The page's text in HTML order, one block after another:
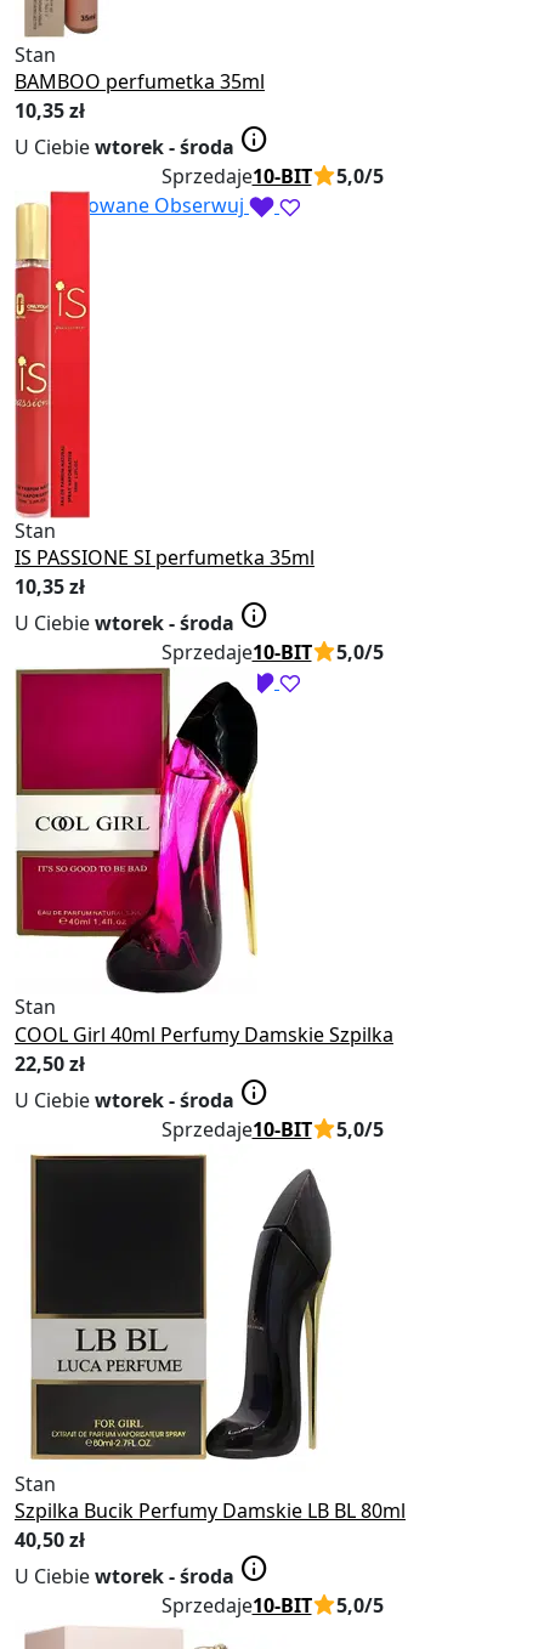
Stan
BAMBOO perfumetka 35ml
10,35 zł
U Ciebiewtorek - środa info
Sprzedaje10-BIT
5,0/5
Obserwowane Obserwuj
Stan
IS PASSIONE SI perfumetka 35ml
10,35 zł
U Ciebiewtorek - środa info
Sprzedaje10-BIT
5,0/5
ObserwowaneObserwuj
Stan
COOL Girl 40ml Perfumy Damskie Szpilka
22,50 zł
U Ciebiewtorek - środa info
Sprzedaje10-BIT
5,0/5
ObserwowaneObserwuj
Stan
Szpilka Bucik Perfumy Damskie LB BL 80ml
40,50 zł
U Ciebiewtorek - środa info
Sprzedaje10-BIT
5,0/5
ObserwowaneObserwuj